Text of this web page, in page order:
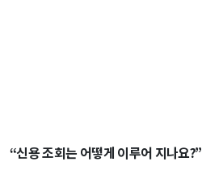
“신용 조회는 어떻게 이루어 지나요?”